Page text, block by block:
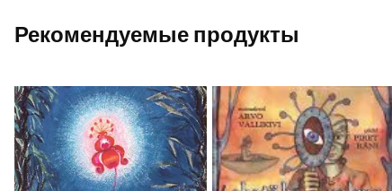
Рекомендуемые продукты
Добавить в список желаемого
Добавить в корзину Добавить в корзину